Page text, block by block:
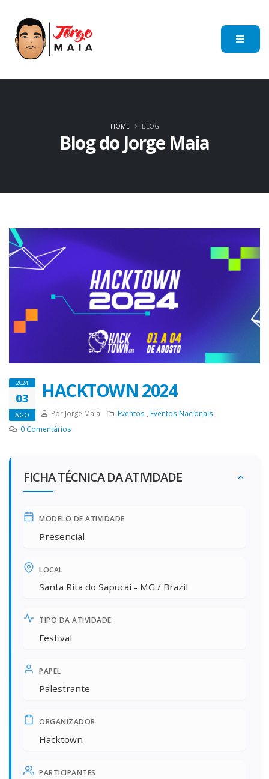
Blog do Jorge Maia
HOME BLOG
2024
03
AGO
HACKTOWN 2024
Por Jorge Maia Eventos
Eventos Nacionais
0 Comentários
FICHA TÉCNICA DA ATIVIDADE
MODELO DE ATIVIDADE
Presencial
LOCAL
Santa Rita do Sapucaí - MG / Brazil
TIPO DA ATIVIDADE
Festival
PAPEL
Palestrante
ORGANIZADOR
Hacktown
PARTICIPANTES